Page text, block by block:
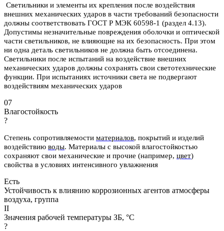
Светильники и элементы их крепления после воздействия
внешних механических ударов в части требований безопасности
должны соответствовать ГОСТ Р МЭК 60598-1 (раздел 4.13).
Допустимы незначительные повреждения оболочки и оптической
части светильников, не влияющие на их безопасность. При этом
ни одна деталь светильников не должна быть отсоединена.
Светильники после испытаний на воздействие внешних
механических ударов должны сохранять свои светотехнические
функции. При испытаниях источники света не подвергают
воздействиям механических ударов
07
Влагостойкость
?
Степень сопротивляемости материалов, покрытий и изделий
воздействию воды. Материалы с высокой влагостойкостью
сохраняют свои механические и прочие (например, цвет)
свойства в условиях интенсивного увлажнения
Есть
Устойчивость к влиянию коррозионных агентов атмосферы
воздуха, группа
II
Значения рабочей температуры ЗБ, °С
?